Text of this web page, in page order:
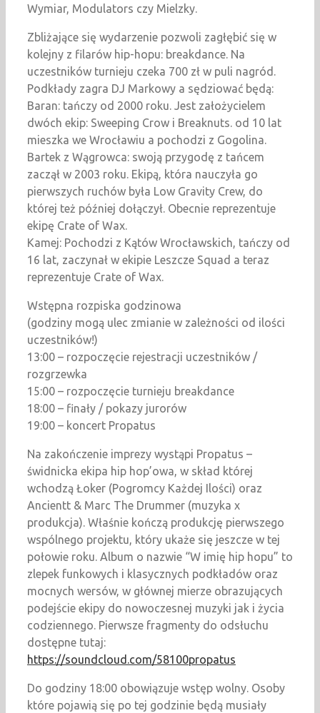
Wymiar, Modulators czy Mielzky.
Zbliżające się wydarzenie pozwoli zagłębić się w
kolejny z filarów hip-hopu: breakdance. Na
uczestników turnieju czeka 700 zł w puli nagród.
Podkłady zagra DJ Markowy a sędziować będą:
Baran: tańczy od 2000 roku. Jest założycielem
dwóch ekip: Sweeping Crow i Breaknuts. od 10 lat
mieszka we Wrocławiu a pochodzi z Gogolina.
Bartek z Wągrowca: swoją przygodę z tańcem
zaczął w 2003 roku. Ekipą, która nauczyła go
pierwszych ruchów była Low Gravity Crew, do
której też później dołączył. Obecnie reprezentuje
ekipę Crate of Wax.
Kamej: Pochodzi z Kątów Wrocławskich, tańczy od
16 lat, zaczynał w ekipie Leszcze Squad a teraz
reprezentuje Crate of Wax.
Wstępna rozpiska godzinowa
(godziny mogą ulec zmianie w zależności od ilości
uczestników!)
13:00 – rozpoczęcie rejestracji uczestników /
rozgrzewka
15:00 – rozpoczęcie turnieju breakdance
18:00 – finały / pokazy jurorów
19:00 – koncert Propatus
Na zakończenie imprezy wystąpi Propatus –
świdnicka ekipa hip hop’owa, w skład której
wchodzą Łoker (Pogromcy Każdej Ilości) oraz
Ancientt & Marc The Drummer (muzyka x
produkcja). Właśnie kończą produkcję pierwszego
wspólnego projektu, który ukaże się jeszcze w tej
połowie roku. Album o nazwie “W imię hip hopu” to
zlepek funkowych i klasycznych podkładów oraz
mocnych wersów, w głównej mierze obrazujących
podejście ekipy do nowoczesnej muzyki jak i życia
codziennego. Pierwsze fragmenty do odsłuchu
dostępne tutaj:
https://soundcloud.com/58100propatus
Do godziny 18:00 obowiązuje wstęp wolny. Osoby
które pojawią się po tej godzinie będą musiały